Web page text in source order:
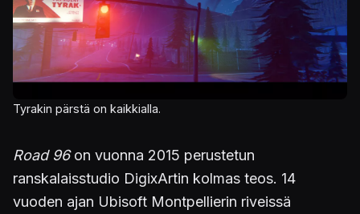
Tyrakin pärstä on kaikkialla.
Road 96on vuonna 2015 perustetun
ranskalaisstudio DigixArtin kolmas teos. 14
vuoden ajan Ubisoft Montpellierin riveissä